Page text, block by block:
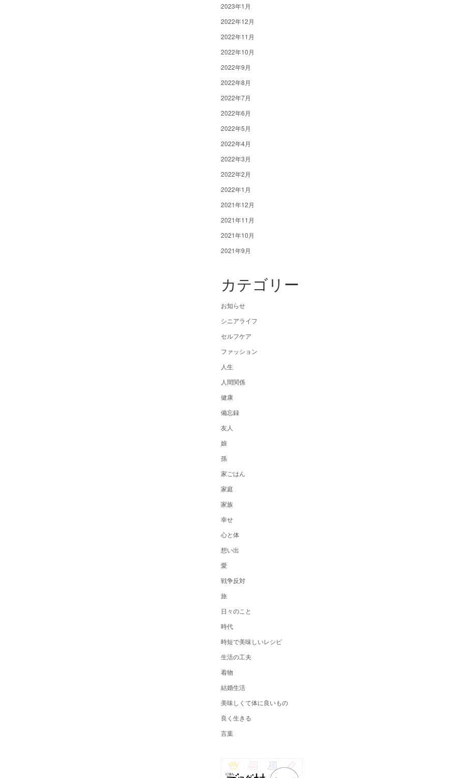
2023年1月
2022年12月
2022年11月
2022年10月
2022年9月
2022年8月
2022年7月
2022年6月
2022年5月
2022年4月
2022年3月
2022年2月
2022年1月
2021年12月
2021年11月
2021年10月
2021年9月
カテゴリー
お知らせ
シニアライフ
セルフケア
ファッション
人生
人間関係
健康
備忘録
友人
娘
孫
家ごはん
家庭
家族
幸せ
心と体
想い出
愛
戦争反対
旅
日々のこと
時代
時短で美味しいレシピ
生活の工夫
着物
結婚生活
美味しくて体に良いもの
良く生きる
言葉